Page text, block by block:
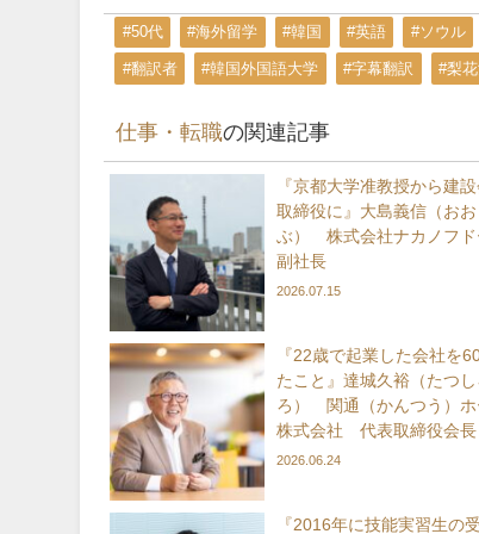
#50代 #海外留学 #韓国 #英語 #ソウル
#翻訳者 #韓国外国語大学 #字幕翻訳 #梨
仕事・転職の関連記事
『京都大学准教授から建
取締役に』大島義信（お
ぶ） 株式会社ナカノフド
副社長
2026.07.15
『22歳で起業した会社を
たこと』達城久裕（たつ
ろ） 関通（かんつう）ホ
株式会社 代表取締役会長
2026.06.24
『2016年に技能実習生の